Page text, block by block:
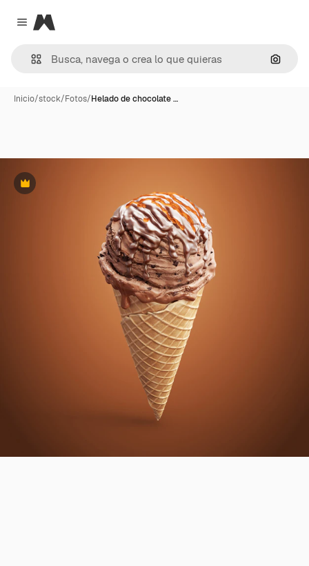
Close menu
Magnific
Inicio/stock/Fotos/Helado de chocolate …
Premium